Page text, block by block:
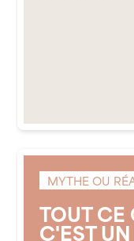
MYTHE OU
TOUT CE
C'EST